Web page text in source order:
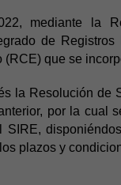
mediante la
de
(RCE) que se
la Resolución de
por la cual
SIRE,
plazos y